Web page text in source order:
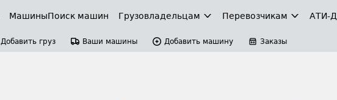
МашиныПоиск машин Грузовладельцам Перевозчикам АТИ-
Добавить груз Ваши машины Добавить машину Заказы